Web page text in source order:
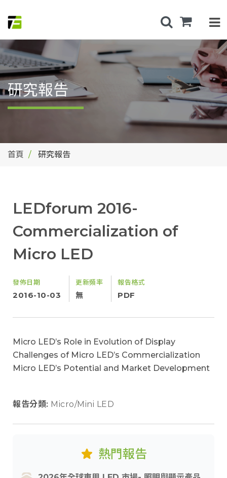
研究報告
首頁 研究報告
LEDforum 2016-
Commercialization of
Micro LED
發佈日期
2016-10-03
更新頻率
無
報告格式
PDF
Micro LED’s Role in Evolution of Display
Challenges of Micro LED’s Commercialization
Micro LED’s Potential and Market Development
報告分類: Micro/Mini LED
熱門報告